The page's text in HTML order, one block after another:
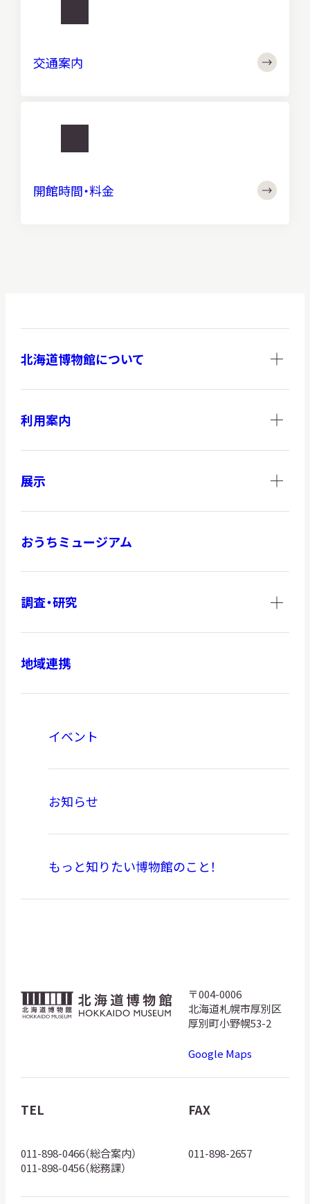
交
案
交通案内
開
時
開館時間・料金
北海道博物館について
利用案内
展示
おうちミュージアム
調査・研究
地域連携
イベント
お知らせ
もっと知りたい博物館のこと！
北
海
物
館
ゴ
〒004-0006
北海道札幌市厚別区
厚別町小野幌53-2
Google Maps
TEL
011-898-0466（総合案内）
011-898-0456（総務課）
FAX
011-898-2657